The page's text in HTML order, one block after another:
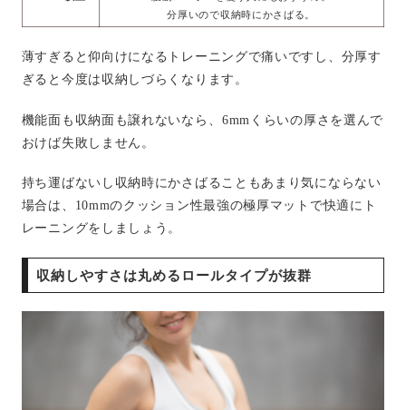
分厚いので収納時にかさばる。
薄すぎると仰向けになるトレーニングで痛いですし、分厚す
ぎると今度は収納しづらくなります。
機能面も収納面も譲れないなら、6mmくらいの厚さを選んで
おけば失敗しません。
持ち運ばないし収納時にかさばることもあまり気にならない
場合は、10mmのクッション性最強の極厚マットで快適にト
レーニングをしましょう。
収納しやすさは丸めるロールタイプが抜群